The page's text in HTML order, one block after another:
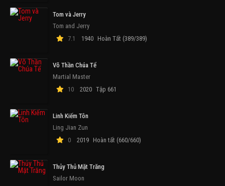
Tom và Jerry
Tom and Jerry
7.1
1940 Hoàn Tất (389/389)
Võ Thần Chúa Tể
Martial Master
10
2020 Tập 661
Linh Kiếm Tôn
Ling Jian Zun
0
2019 Hoàn tất (660/660)
Thủy Thủ Mặt Trăng
Sailor Moon